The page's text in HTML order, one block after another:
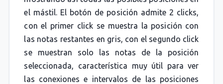
el mástil. El botón de posición admite 2 clicks,
con el primer click se muestra la posición con
las notas restantes en gris, con el segundo click
se muestran solo las notas de la posición
seleccionada, característica muy útil para ver
las conexiones e intervalos de las posiciones